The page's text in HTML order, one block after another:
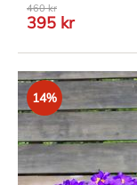
460 kr
395 kr
14%